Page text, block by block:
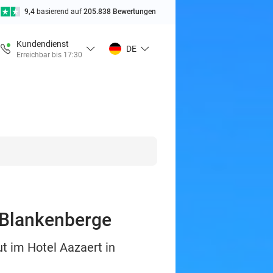
9,4 basierend auf205.838 Bewertungen
Kundendienst
Erreichbar bis 17:30
DE
im Hotel Aazaert in